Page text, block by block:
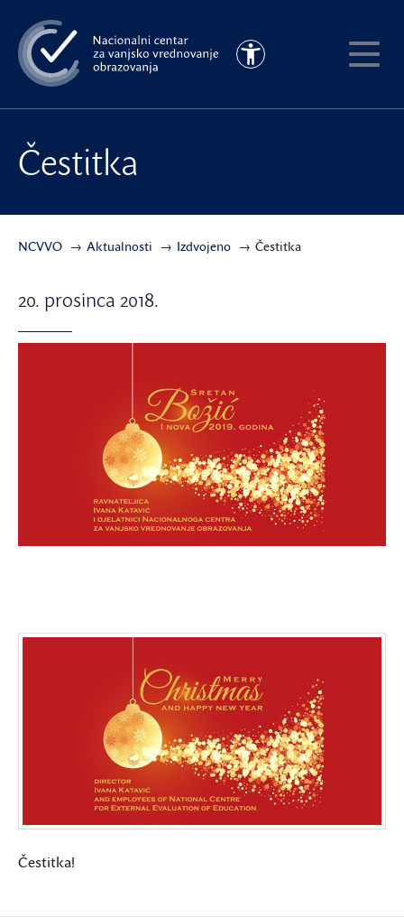
na
glavni
sadržaj
Pristupačnost
Čestitka
NCVVO Aktualnosti Izdvojeno Čestitka
20. prosinca 2018.
Čestitka!